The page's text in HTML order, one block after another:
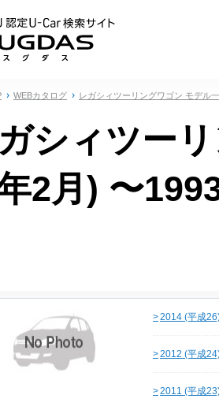
WEBカタログ レガシィツーリングワゴン モデル
シィツー
2月) 〜
>2014 (平成
>2012 (平成
>2011 (平成